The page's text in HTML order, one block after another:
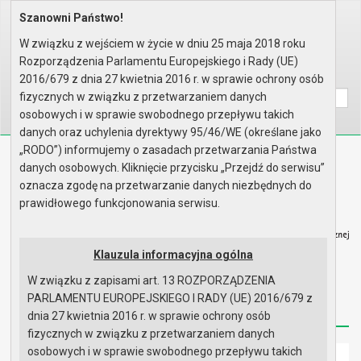
Home Organy Rada Miejska
Rok 2025 - posiedzenia
Posiedzenie z 30 lipca 2025 r.
Wyszukaj na stronie:
AAA
Biuletyn Informacji Publicznej
Urząd Miasta i Gminy w Gryfinie
Strona główna Mapa serwisu Aktualności
Redakcja Instrukcja korzystania Dostępność
Strona główna
Szanowni Państwo!
W związku z wejściem w życie w dniu 25 maja 2018 roku
Rozporządzenia Parlamentu Europejskiego i Rady (UE)
2016/679 z dnia 27 kwietnia 2016 r. w sprawie ochrony osób
fizycznych w związku z przetwarzaniem danych
osobowych i w sprawie swobodnego przepływu takich
danych oraz uchylenia dyrektywy 95/46/WE (określane jako
„RODO”) informujemy o zasadach przetwarzania Państwa
danych osobowych. Kliknięcie przycisku „Przejdź do serwisu”
oznacza zgodę na przetwarzanie danych niezbędnych do
prawidłowego funkcjonowania serwisu.
Klauzula informacyjna ogólna
W związku z zapisami art. 13 ROZPORZĄDZENIA
PARLAMENTU EUROPEJSKIEGO I RADY (UE) 2016/679 z
dnia 27 kwietnia 2016 r. w sprawie ochrony osób
fizycznych w związku z przetwarzaniem danych
osobowych i w sprawie swobodnego przepływu takich